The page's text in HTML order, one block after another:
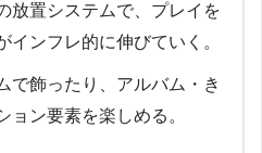
放置システムで、プレイを
インフレ的に伸びていく。
で飾ったり、アルバム・き
ョン要素を楽しめる。